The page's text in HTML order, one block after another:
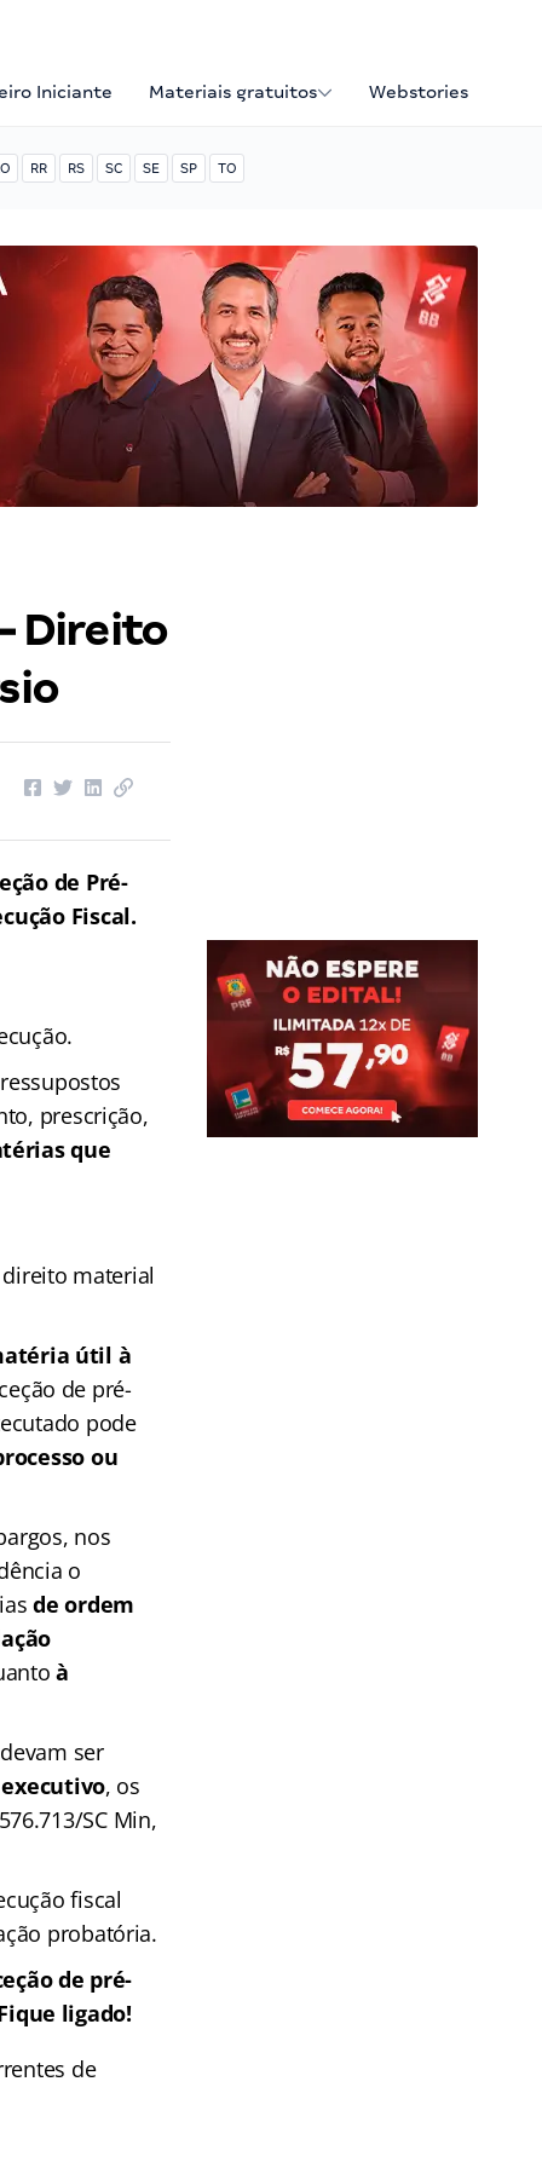
Iniciante Materiais gratuitos Webstories
RR RS SC SE SP TO
Direito
de Pré-
Fiscal.
prescrição,
que
material
útil à
de pré-
pode
ou
nos
o
de ordem
à
ser
, os
SC Min,
fiscal
probatória.
de pré-
ligado!
de